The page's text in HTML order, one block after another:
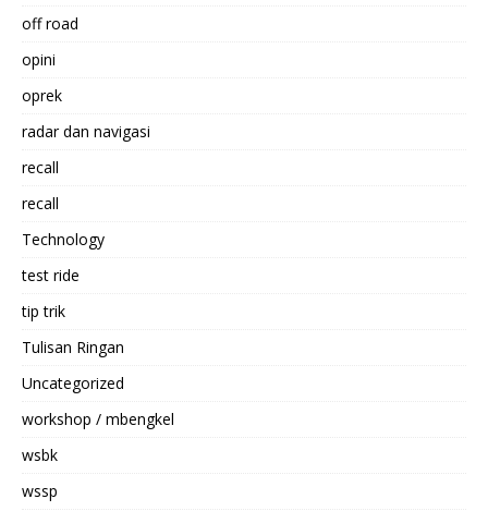
off road
opini
oprek
radar dan navigasi
recall
recall
Technology
test ride
tip trik
Tulisan Ringan
Uncategorized
workshop / mbengkel
wsbk
wssp